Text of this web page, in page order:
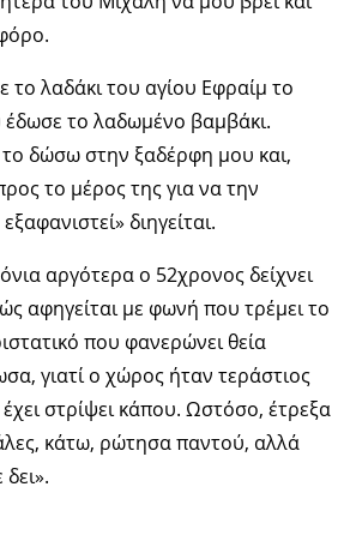
το λαδάκι του αγίου Εφραίμ το
έδωσε το λαδωμένο βαμβάκι.
δώσω στην ξαδέρφη μου και,
το μέρος της για να την
διηγείται.
αργότερα ο 52χρονος δείχνει
αφηγείται με φωνή που τρέμει το
που φανερώνει θεία
γιατί ο χώρος ήταν τεράστιος
έχει στρίψει κάπου. Ωστόσο, έτρεξα
κάτω, ρώτησα παντού, αλλά